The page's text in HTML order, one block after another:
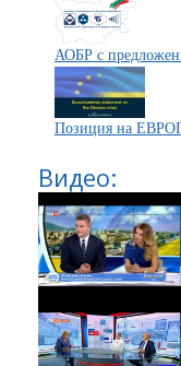
АОБР с
Позиция на
Видео: